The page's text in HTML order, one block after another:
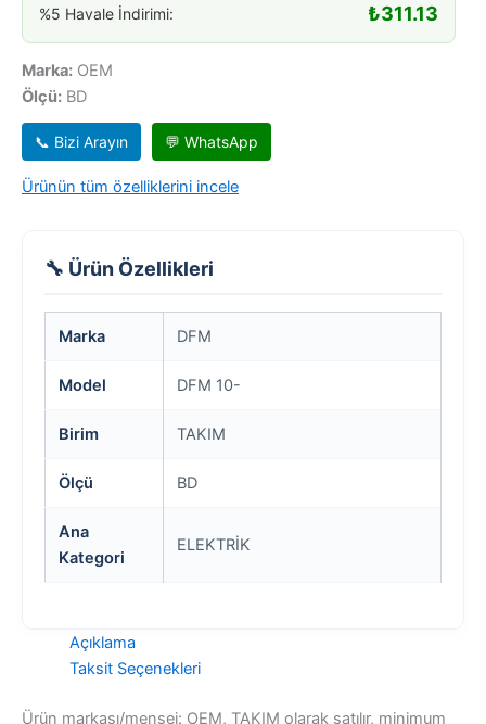
%5 Havale İndirimi: ₺311.13
Marka: OEM
Ölçü: BD
📞 Bizi Arayın 💬 WhatsApp
Ürünün tüm özelliklerini incele
🔧 Ürün Özellikleri
Marka DFM
Model DFM 10-
Birim TAKIM
Ölçü BD
Ana
Kategori
ELEKTRİK
Açıklama
Taksit Seçenekleri
Ürün markası/menşei: OEM, TAKIM olarak satılır, minimum